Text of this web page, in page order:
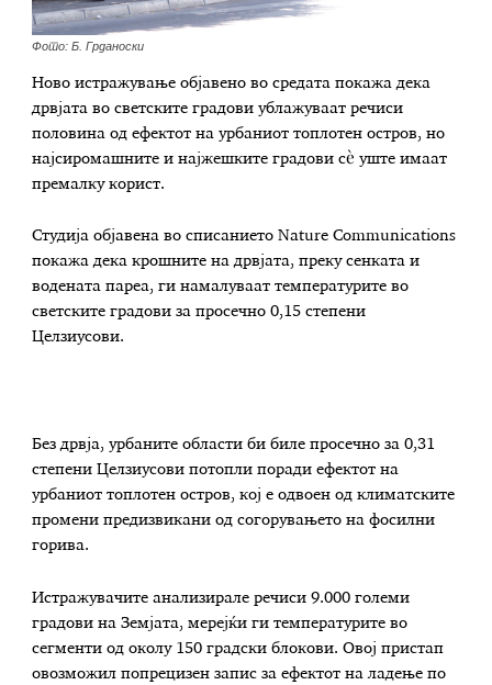
Фото: Б. Грданоски
Ново истражување објавено во средата покажа дека
дрвјата во светските градови ублажуваат речиси
половина од ефектот на урбаниот топлотен остров, но
најсиромашните и најжешките градови сè уште имаат
премалку корист.
Студија објавена во списанието Nature Communications
покажа дека крошните на дрвјата, преку сенката и
водената пареа, ги намалуваат температурите во
светските градови за просечно 0,15 степени
Целзиусови.
Без дрвја, урбаните области би биле просечно за 0,31
степени Целзиусови потопли поради ефектот на
урбаниот топлотен остров, кој е одвоен од климатските
промени предизвикани од согорувањето на фосилни
горива.
Истражувачите анализирале речиси 9.000 големи
градови на Земјата, мерејќи ги температурите во
сегменти од околу 150 градски блокови. Овој пристап
овозможил попрецизен запис за ефектот на ладење по